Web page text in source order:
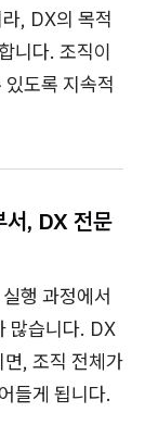
, DX의 목적
니다. 조직이
도록 지속적
서, DX 전문
행 과정에서
많습니다. DX
, 조직 전체가
들게 됩니다.